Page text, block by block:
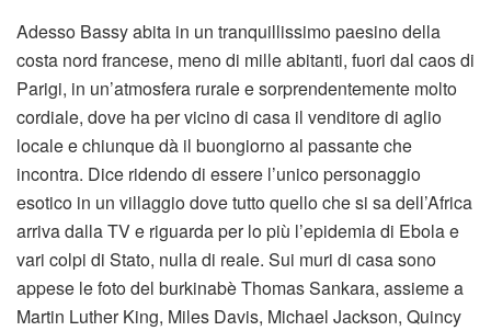
Adesso Bassy abita in un tranquillissimo paesino della
costa nord francese, meno di mille abitanti, fuori dal caos di
Parigi, in un’atmosfera rurale e sorprendentemente molto
cordiale, dove ha per vicino di casa il venditore di aglio
locale e chiunque dà il buongiorno al passante che
incontra. Dice ridendo di essere l’unico personaggio
esotico in un villaggio dove tutto quello che si sa dell’Africa
arriva dalla TV e riguarda per lo più l’epidemia di Ebola e
vari colpi di Stato, nulla di reale. Sui muri di casa sono
appese le foto del burkinabè Thomas Sankara, assieme a
Martin Luther King, Miles Davis, Michael Jackson, Quincy